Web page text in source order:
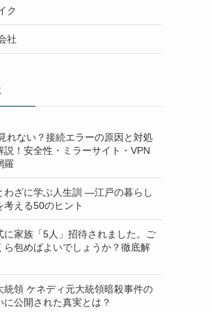
ク
社
れない？接続エラーの原因と対処
説！安全性・ミラーサイト・VPN
羅
わざに学ぶ人生訓 ―江戸の暮らし
考える50のヒント
に家族「5人」招待されました。ご
ら包めばよいでしょうか？徹底解
統領 ケネディ元大統領暗殺事件の
に公開された真実とは？